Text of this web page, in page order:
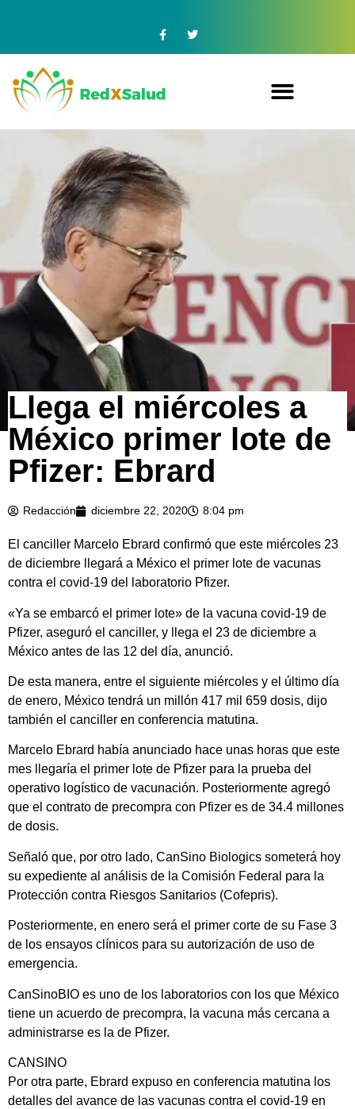
Llega el miércoles a
México primer lote de
Pfizer: Ebrard
Redacción diciembre 22, 2020 8:04 pm
El canciller Marcelo Ebrard confirmó que este miércoles 23
de diciembre llegará a México el primer lote de vacunas
contra el covid-19 del laboratorio Pfizer.
«Ya se embarcó el primer lote» de la vacuna covid-19 de
Pfizer, aseguró el canciller, y llega el 23 de diciembre a
México antes de las 12 del día, anunció.
De esta manera, entre el siguiente miércoles y el último día
de enero, México tendrá un millón 417 mil 659 dosis, dijo
también el canciller en conferencia matutina.
Marcelo Ebrard había anunciado hace unas horas que este
mes llegaría el primer lote de Pfizer para la prueba del
operativo logístico de vacunación. Posteriormente agregó
que el contrato de precompra con Pfizer es de 34.4 millones
de dosis.
Señaló que, por otro lado, CanSino Biologics someterá hoy
su expediente al análisis de la Comisión Federal para la
Protección contra Riesgos Sanitarios (Cofepris).
Posteriormente, en enero será el primer corte de su Fase 3
de los ensayos clínicos para su autorización de uso de
emergencia.
CanSinoBIO es uno de los laboratorios con los que México
tiene un acuerdo de precompra, la vacuna más cercana a
administrarse es la de Pfizer.
CANSINO
Por otra parte, Ebrard expuso en conferencia matutina los
detalles del avance de las vacunas contra el covid-19 en